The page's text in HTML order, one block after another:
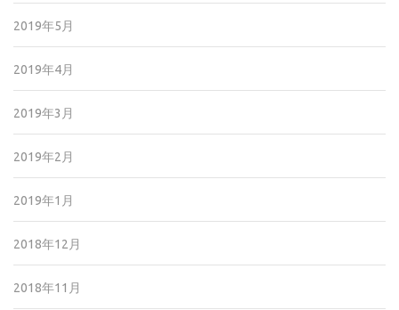
2019年5月
2019年4月
2019年3月
2019年2月
2019年1月
2018年12月
2018年11月